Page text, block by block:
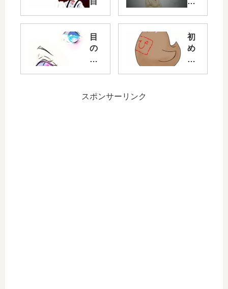
の
イ
ラ
目
の
色
学
初
め
ま
スポンサーリンク